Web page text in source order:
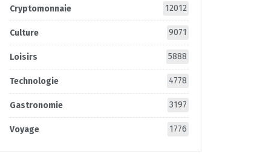
Cryptomonnaie 12012
Culture 9071
Loisirs 5888
Technologie 4778
Gastronomie 3197
Voyage 1776